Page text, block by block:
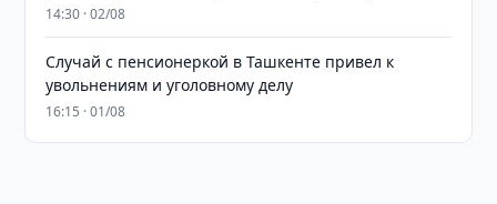
14:30 · 02/08
Случай с пенсионеркой в Ташкенте привел к
увольнениям и уголовному делу
16:15 · 01/08